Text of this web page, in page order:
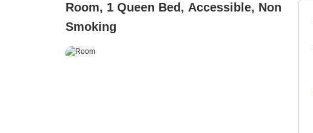
Room, 1 Queen Bed, Accessible, Non
Smoking